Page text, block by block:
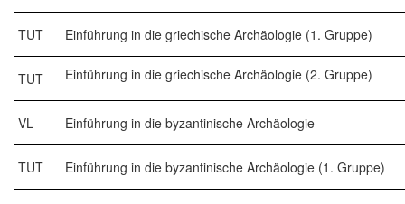
TUT Einführung in die griechische Archäologie (1. Gruppe)
TUT Einführung in die griechische Archäologie (2. Gruppe)
VL Einführung in die byzantinische Archäologie
TUT Einführung in die byzantinische Archäologie (1. Gruppe)